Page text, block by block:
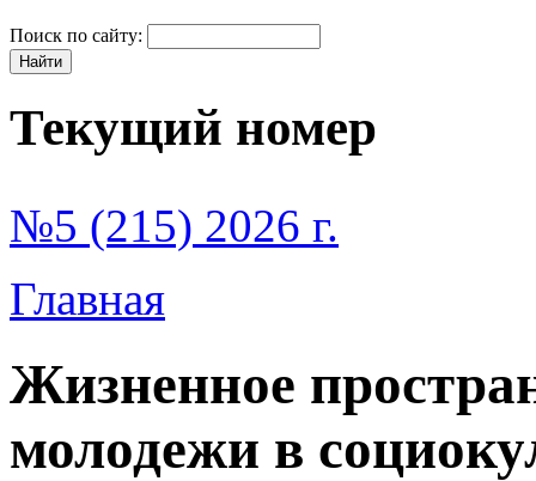
Поиск по сайту:
Текущий номер
№5 (215) 2026 г.
Главная
Жизненное
молодежи в